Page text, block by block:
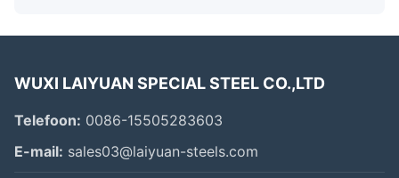
WUXI LAIYUAN SPECIAL STEEL CO.,LTD
Telefoon: 0086-15505283603
E-mail: sales03@laiyuan-steels.com